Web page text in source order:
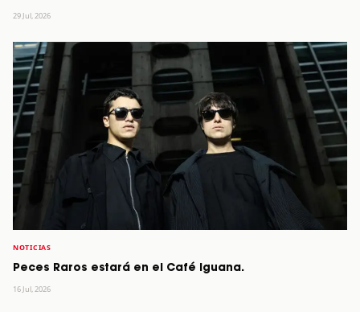
29 Jul, 2026
NOTICIAS
Peces Raros estará en el Café Iguana.
16 Jul, 2026